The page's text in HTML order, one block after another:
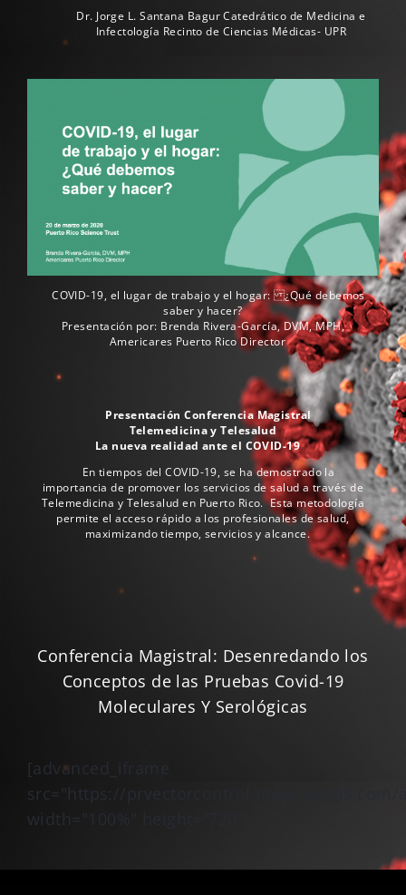
Dr. Jorge L. Santana Bagur Catedrático de Medicina e
Infectología Recinto de Ciencias Médicas- UPR
COVID-19, el lugar de trabajo y el hogar: ¿Qué debemos
saber y hacer?
Presentación por: Brenda Rivera-García, DVM, MPH,
Americares Puerto Rico Director
Presentación Conferencia Magistral
Telemedicina y Telesalud
La nueva realidad ante el COVID-19
En tiempos del COVID-19, se ha demostrado la
importancia de promover los servicios de salud a través de
Telemedicina y Telesalud en Puerto Rico. Esta metodología
permite el acceso rápido a los profesionales de salud,
maximizando tiempo, servicios y alcance.
Conferencia Magistral: Desenredando los
Conceptos de las Pruebas Covid-19
Moleculares Y Serológicas
[advanced_iframe
src="https://prvectorcontrol.maps.arcgis.com/
width="100%" height="720"]